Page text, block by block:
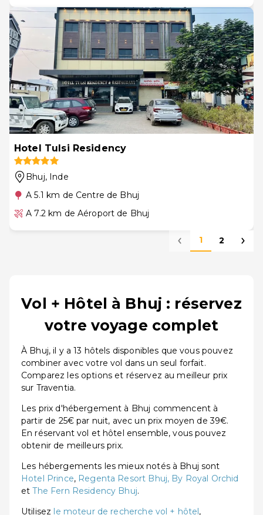
Hotel Tulsi Residency
Bhuj, Inde
A 5.1 km de Centre de Bhuj
A 7.2 km de Aéroport de Bhuj
1 2
Vol + Hôtel à Bhuj : réservez
votre voyage complet
À Bhuj, il y a 13 hôtels disponibles que vous pouvez
combiner avec votre vol dans un seul forfait.
Comparez les options et réservez au meilleur prix
sur Traventia.
Les prix d'hébergement à Bhuj commencent à
partir de 25€ par nuit, avec un prix moyen de 39€.
En réservant vol et hôtel ensemble, vous pouvez
obtenir de meilleurs prix.
Les hébergements les mieux notés à Bhuj sont
Hotel Prince, Regenta Resort Bhuj, By Royal Orchid
etThe Fern Residency Bhuj.
Utilisez le moteur de recherche vol + hôtel,